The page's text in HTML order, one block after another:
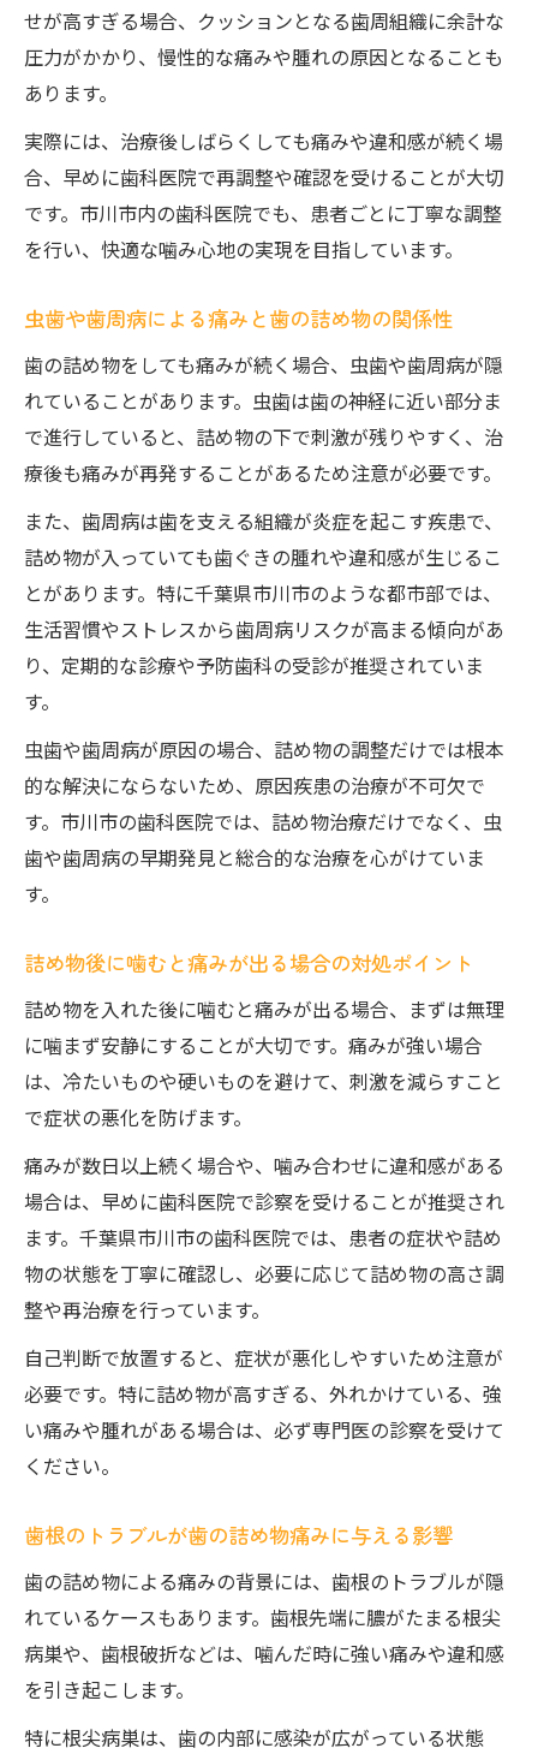
せが高すぎる場合、クッションとなる歯周組織に余計な
圧力がかかり、慢性的な痛みや腫れの原因となることも
あります。
実際には、治療後しばらくしても痛みや違和感が続く場
合、早めに歯科医院で再調整や確認を受けることが大切
です。市川市内の歯科医院でも、患者ごとに丁寧な調整
を行い、快適な噛み心地の実現を目指しています。
虫歯や歯周病による痛みと歯の詰め物の関係性
歯の詰め物をしても痛みが続く場合、虫歯や歯周病が隠
れていることがあります。虫歯は歯の神経に近い部分ま
で進行していると、詰め物の下で刺激が残りやすく、治
療後も痛みが再発することがあるため注意が必要です。
また、歯周病は歯を支える組織が炎症を起こす疾患で、
詰め物が入っていても歯ぐきの腫れや違和感が生じるこ
とがあります。特に千葉県市川市のような都市部では、
生活習慣やストレスから歯周病リスクが高まる傾向があ
り、定期的な診療や予防歯科の受診が推奨されていま
す。
虫歯や歯周病が原因の場合、詰め物の調整だけでは根本
的な解決にならないため、原因疾患の治療が不可欠で
す。市川市の歯科医院では、詰め物治療だけでなく、虫
歯や歯周病の早期発見と総合的な治療を心がけていま
す。
詰め物後に噛むと痛みが出る場合の対処ポイント
詰め物を入れた後に噛むと痛みが出る場合、まずは無理
に噛まず安静にすることが大切です。痛みが強い場合
は、冷たいものや硬いものを避けて、刺激を減らすこと
で症状の悪化を防げます。
痛みが数日以上続く場合や、噛み合わせに違和感がある
場合は、早めに歯科医院で診察を受けることが推奨され
ます。千葉県市川市の歯科医院では、患者の症状や詰め
物の状態を丁寧に確認し、必要に応じて詰め物の高さ調
整や再治療を行っています。
自己判断で放置すると、症状が悪化しやすいため注意が
必要です。特に詰め物が高すぎる、外れかけている、強
い痛みや腫れがある場合は、必ず専門医の診察を受けて
ください。
歯根のトラブルが歯の詰め物痛みに与える影響
歯の詰め物による痛みの背景には、歯根のトラブルが隠
れているケースもあります。歯根先端に膿がたまる根尖
病巣や、歯根破折などは、噛んだ時に強い痛みや違和感
を引き起こします。
特に根尖病巣は、歯の内部に感染が広がっている状態